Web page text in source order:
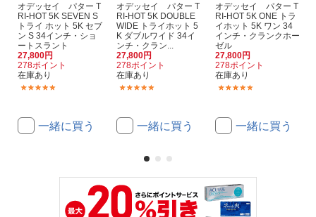
オデッセイ パター T
RI-HOT 5K SEVEN S
トライ ホット 5K セブ
ン S 34インチ・ショ
ートスラント
27,800円
278ポイント
在庫あり
一緒に買う
オデッセイ パター T
RI-HOT 5K DOUBLE
WIDE トライホット 5
K ダブルワイド 34イ
ンチ・クラン...
27,800円
278ポイント
在庫あり
一緒に買う
オデッセイ パター T
RI-HOT 5K ONE トラ
イホット 5K ワン 34
インチ・クランクホー
ゼル
27,800円
278ポイント
在庫あり
一緒に買う